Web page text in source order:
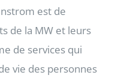
est de
de la MW et leurs
de services qui
vie des personnes